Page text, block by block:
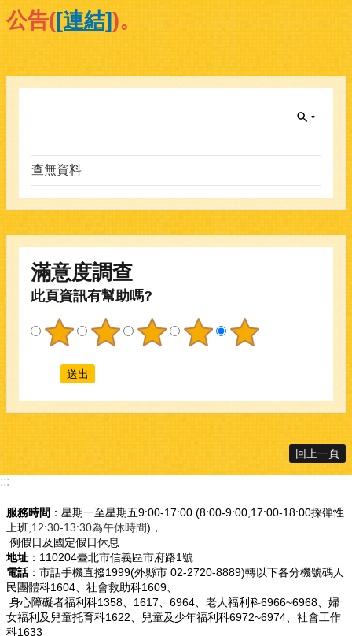
公告([連結])。
查無資料
滿意度調查
此頁資訊有幫助嗎?
回上一頁
:::
服務時間 ：星期一至星期五9:00-17:00 (8:00-9:00,17:00-18:00採彈性
上班 ,12:30-13:30為午休時間)，
例假日及國定假日休息
地址 ：110204臺北市信義區市府路1號
電話：市話手機直撥1999(外縣市 02-2720-8889)轉以下各分機號碼人
民團體科1604、社會救助科1609、
身心障礙者福利科1358、1617、6964、老人福利科6966~6968、婦
女福利及兒童托育科1622、兒童及少年福利科6972~6974、社會工作
科1633